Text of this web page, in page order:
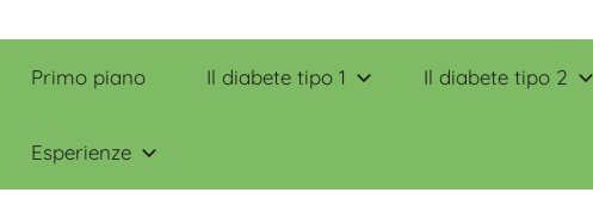
Portale
Diabete
Primo piano Il diabete tipo 1 Il diabete tipo 2
Esperienze